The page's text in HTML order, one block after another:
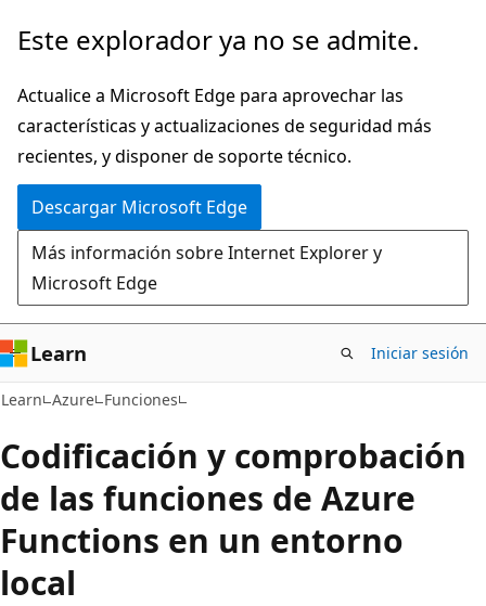
Ir
contenido
principal
Este explorador ya no se admite.
Actualice a Microsoft Edge para aprovechar las
características y actualizaciones de seguridad más
recientes, y disponer de soporte técnico.
Descargar Microsoft Edge
Más información sobre Internet Explorer y
Microsoft Edge
Learn Iniciar sesión
Learn Azure Funciones
Codificación y comprobación
de las funciones de Azure
Functions en un entorno
local